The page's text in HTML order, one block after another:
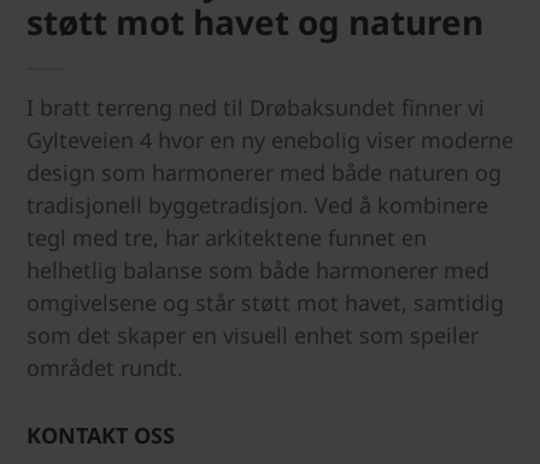
støtt mot havet og naturen
I bratt terreng ned til Drøbaksundet finner vi
Gylteveien 4 hvor en ny enebolig viser moderne
design som harmonerer med både naturen og
tradisjonell byggetradisjon. Ved å kombinere
tegl med tre, har arkitektene funnet en
helhetlig balanse som både harmonerer med
omgivelsene og står støtt mot havet, samtidig
som det skaper en visuell enhet som speiler
området rundt.
KONTAKT OSS